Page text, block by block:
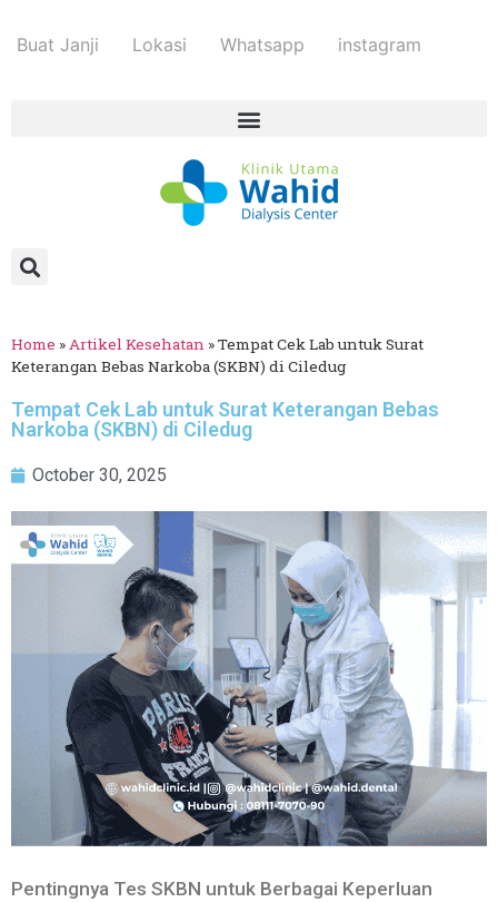
Buat Janji Lokasi Whatsapp instagram
Home »Artikel Kesehatan »Tempat Cek Lab untuk Surat
Keterangan Bebas Narkoba (SKBN) di Ciledug
Tempat Cek Lab untuk Surat Keterangan Bebas
Narkoba (SKBN) di Ciledug
October 30, 2025
Pentingnya Tes SKBN untuk Berbagai Keperluan